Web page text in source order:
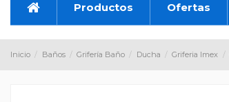
Productos Ofertas
Inicio Baños Grifería Baño Ducha Griferia Imex